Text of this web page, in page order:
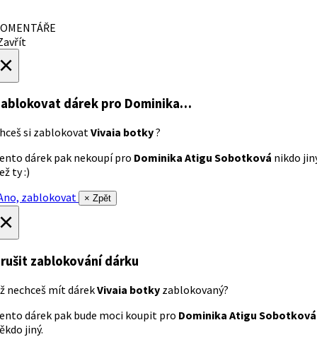
dárek pro Dominika…
si zablokovatVivaia botky?
dárek pak nekoupí pro Dominika Atigu Sobotková nikdo
ty :)
zablokovat
× Zpět
zablokování dárku
nechceš mít dárekVivaia botky zablokovaný?
dárek pak bude moci koupit pro Dominika Atigu Sobotková
jiný.